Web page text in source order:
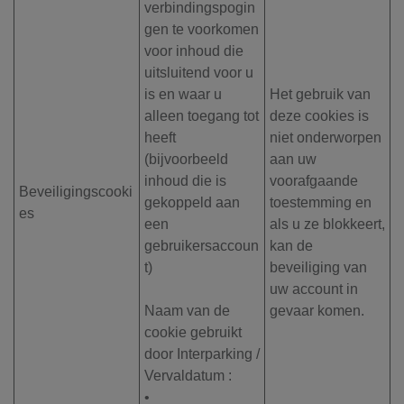
Beveiligingscooki
es
verbindingspogin
gen te voorkomen
voor inhoud die
uitsluitend voor u
is en waar u
alleen toegang tot
heeft
(bijvoorbeeld
inhoud die is
gekoppeld aan
een
gebruikersaccoun
t)
Naam van de
cookie gebruikt
door Interparking /
Vervaldatum :
•
Het gebruik van
deze cookies is
niet onderworpen
aan uw
voorafgaande
toestemming en
als u ze blokkeert,
kan de
beveiliging van
uw account in
gevaar komen.